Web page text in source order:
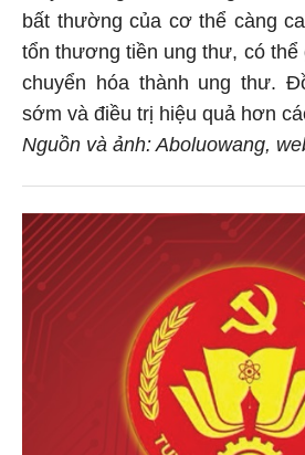
bất thường của cơ thể càng
tổn thương tiền ung thư, có thể
chuyển hóa thành ung thư.
sớm và điều trị hiệu quả hơn
Nguồn và ảnh: Aboluowang,